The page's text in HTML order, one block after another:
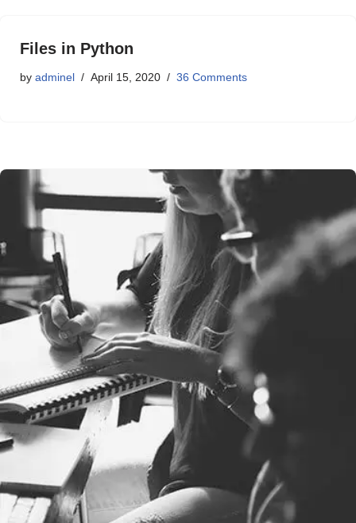
Files in Python
by adminel April 15, 2020 36 Comments